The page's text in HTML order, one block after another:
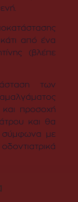
από ένα
(βλέπε
των
και προσοχή
και θα
σύμφωνα με